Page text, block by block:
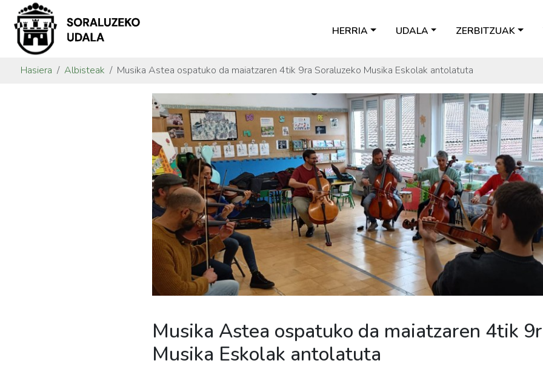
HERRIA UDALA ZERBITZUAK
Hasiera Albisteak Musika Astea ospatuko da maiatzaren 4tik 9ra Soraluzeko Musika Eskolak antolatuta
Musika Astea ospatuko da maiatzaren 4tik
Musika Eskolak antolatuta